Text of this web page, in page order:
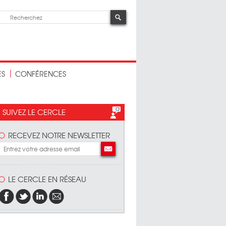
CONFÉRENCES
SUIVEZ LE CERCLE
RECEVEZ NOTRE NEWSLETTER
LE CERCLE EN RÉSEAU